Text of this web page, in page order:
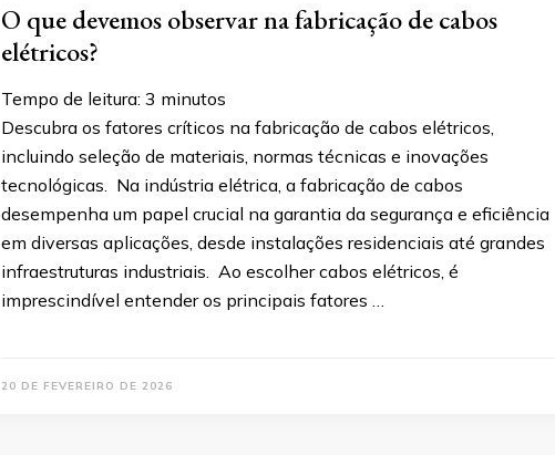
O que devemos observar na fabricação de cabos
elétricos?
Tempo de leitura: 3 minutos
Descubra os fatores críticos na fabricação de cabos elétricos,
incluindo seleção de materiais, normas técnicas e inovações
tecnológicas. Na indústria elétrica, a fabricação de cabos
desempenha um papel crucial na garantia da segurança e eficiência
em diversas aplicações, desde instalações residenciais até grandes
infraestruturas industriais. Ao escolher cabos elétricos, é
imprescindível entender os principais fatores …
20 DE FEVEREIRO DE 2026